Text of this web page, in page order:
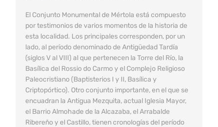
El Conjunto Monumental de Mértola está compuesto
por testimonios de varios momentos de la historia de
esta localidad. Los principales corresponden, por un
lado, al período denominado de Antigüedad Tardía
(siglos V al VIII) al que pertenecen la Torre del Río, la
Basílica del Rossio do Carmo y el Complejo Religioso
Paleocristiano (Baptisterios I y II, Basílica y
Criptopórtico). Otro conjunto importante, en el que se
encuadran la Antigua Mezquita, actual Iglesia Mayor,
el Barrio Almohade de la Alcazaba, el Arrabalde
Ribereño y el Castillo, tienen cronologías del período